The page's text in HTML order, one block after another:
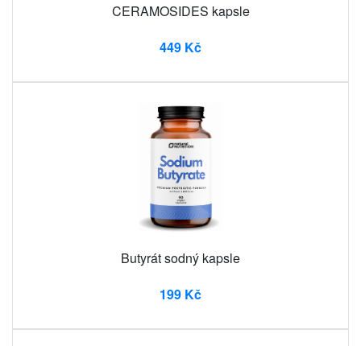
CERAMOSIDES kapsle
449 Kč
Butyrát sodný kapsle
199 Kč